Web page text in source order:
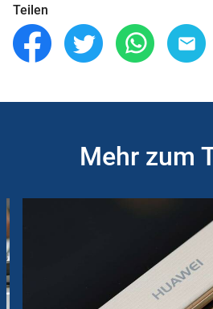
Teilen
Mehr zum
Instructions